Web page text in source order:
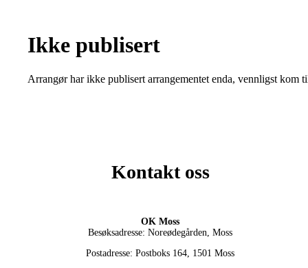
Ikke publisert
Arrangør har ikke publisert arrangementet enda, vennligst kom
Kontakt oss
OK Moss
Besøksadresse: Noreødegården, Moss
Postadresse: Postboks 164, 1501 Moss